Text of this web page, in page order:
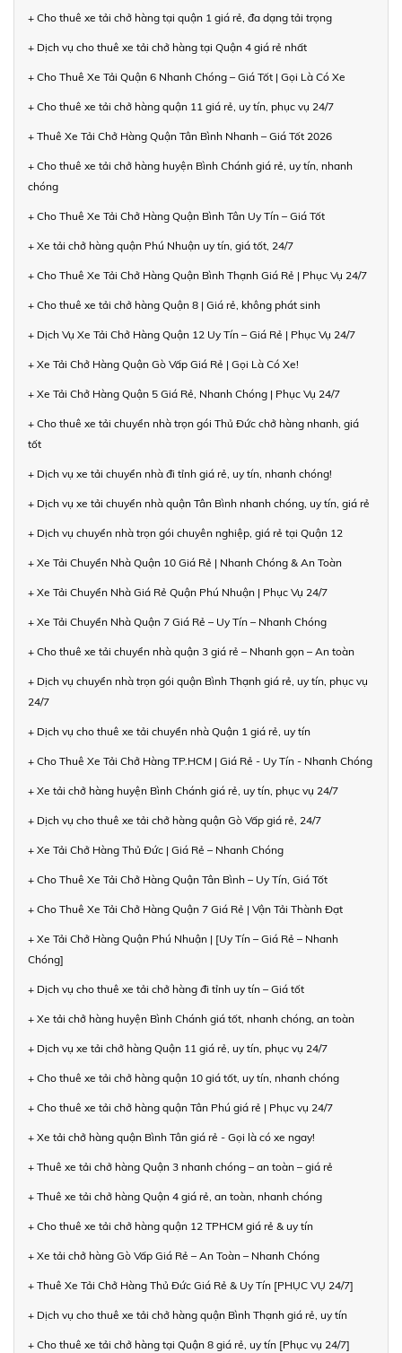
+ Cho thuê xe tải chở hàng tại quận 1 giá rẻ, đa dạng tải trọng
+ Dịch vụ cho thuê xe tải chở hàng tại Quận 4 giá rẻ nhất
+ Cho Thuê Xe Tải Quận 6 Nhanh Chóng – Giá Tốt | Gọi Là Có Xe
+ Cho thuê xe tải chở hàng quận 11 giá rẻ, uy tín, phục vụ 24/7
+ Thuê Xe Tải Chở Hàng Quận Tân Bình Nhanh – Giá Tốt 2026
+ Cho thuê xe tải chở hàng huyện Bình Chánh giá rẻ, uy tín, nhanh
chóng
+ Cho Thuê Xe Tải Chở Hàng Quận Bình Tân Uy Tín – Giá Tốt
+ Xe tải chở hàng quận Phú Nhuận uy tín, giá tốt, 24/7
+ Cho Thuê Xe Tải Chở Hàng Quận Bình Thạnh Giá Rẻ | Phục Vụ 24/7
+ Cho thuê xe tải chở hàng Quận 8 | Giá rẻ, không phát sinh
+ Dịch Vụ Xe Tải Chở Hàng Quận 12 Uy Tín – Giá Rẻ | Phục Vụ 24/7
+ Xe Tải Chở Hàng Quận Gò Vấp Giá Rẻ | Gọi Là Có Xe!
+ Xe Tải Chở Hàng Quận 5 Giá Rẻ, Nhanh Chóng | Phục Vụ 24/7
+ Cho thuê xe tải chuyển nhà trọn gói Thủ Đức chở hàng nhanh, giá
tốt
+ Dịch vụ xe tải chuyển nhà đi tỉnh giá rẻ, uy tín, nhanh chóng!
+ Dịch vụ xe tải chuyển nhà quận Tân Bình nhanh chóng, uy tín, giá rẻ
+ Dịch vụ chuyển nhà trọn gói chuyên nghiệp, giá rẻ tại Quận 12
+ Xe Tải Chuyển Nhà Quận 10 Giá Rẻ | Nhanh Chóng & An Toàn
+ Xe Tải Chuyển Nhà Giá Rẻ Quận Phú Nhuận | Phục Vụ 24/7
+ Xe Tải Chuyển Nhà Quận 7 Giá Rẻ – Uy Tín – Nhanh Chóng
+ Cho thuê xe tải chuyển nhà quận 3 giá rẻ – Nhanh gọn – An toàn
+ Dịch vụ chuyển nhà trọn gói quận Bình Thạnh giá rẻ, uy tín, phục vụ
24/7
+ Dịch vụ cho thuê xe tải chuyển nhà Quận 1 giá rẻ, uy tín
+ Cho Thuê Xe Tải Chở Hàng TP.HCM | Giá Rẻ - Uy Tín - Nhanh Chóng
+ Xe tải chở hàng huyện Bình Chánh giá rẻ, uy tín, phục vụ 24/7
+ Dịch vụ cho thuê xe tải chở hàng quận Gò Vấp giá rẻ, 24/7
+ Xe Tải Chở Hàng Thủ Đức | Giá Rẻ – Nhanh Chóng
+ Cho Thuê Xe Tải Chở Hàng Quận Tân Bình – Uy Tín, Giá Tốt
+ Cho Thuê Xe Tải Chở Hàng Quận 7 Giá Rẻ | Vận Tải Thành Đạt
+ Xe Tải Chở Hàng Quận Phú Nhuận | [Uy Tín – Giá Rẻ – Nhanh
Chóng]
+ Dịch vụ cho thuê xe tải chở hàng đi tỉnh uy tín – Giá tốt
+ Xe tải chở hàng huyện Bình Chánh giá tốt, nhanh chóng, an toàn
+ Dịch vụ xe tải chở hàng Quận 11 giá rẻ, uy tín, phục vụ 24/7
+ Cho thuê xe tải chở hàng quận 10 giá tốt, uy tín, nhanh chóng
+ Cho thuê xe tải chở hàng quận Tân Phú giá rẻ | Phục vụ 24/7
+ Xe tải chở hàng quận Bình Tân giá rẻ - Gọi là có xe ngay!
+ Thuê xe tải chở hàng Quận 3 nhanh chóng – an toàn – giá rẻ
+ Thuê xe tải chở hàng Quận 4 giá rẻ, an toàn, nhanh chóng
+ Cho thuê xe tải chở hàng quận 12 TPHCM giá rẻ & uy tín
+ Xe tải chở hàng Gò Vấp Giá Rẻ – An Toàn – Nhanh Chóng
+ Thuê Xe Tải Chở Hàng Thủ Đức Giá Rẻ & Uy Tín [PHỤC VỤ 24/7]
+ Dịch vụ cho thuê xe tải chở hàng quận Bình Thạnh giá rẻ, uy tín
+ Cho thuê xe tải chở hàng tại Quận 8 giá rẻ, uy tín [Phục vụ 24/7]